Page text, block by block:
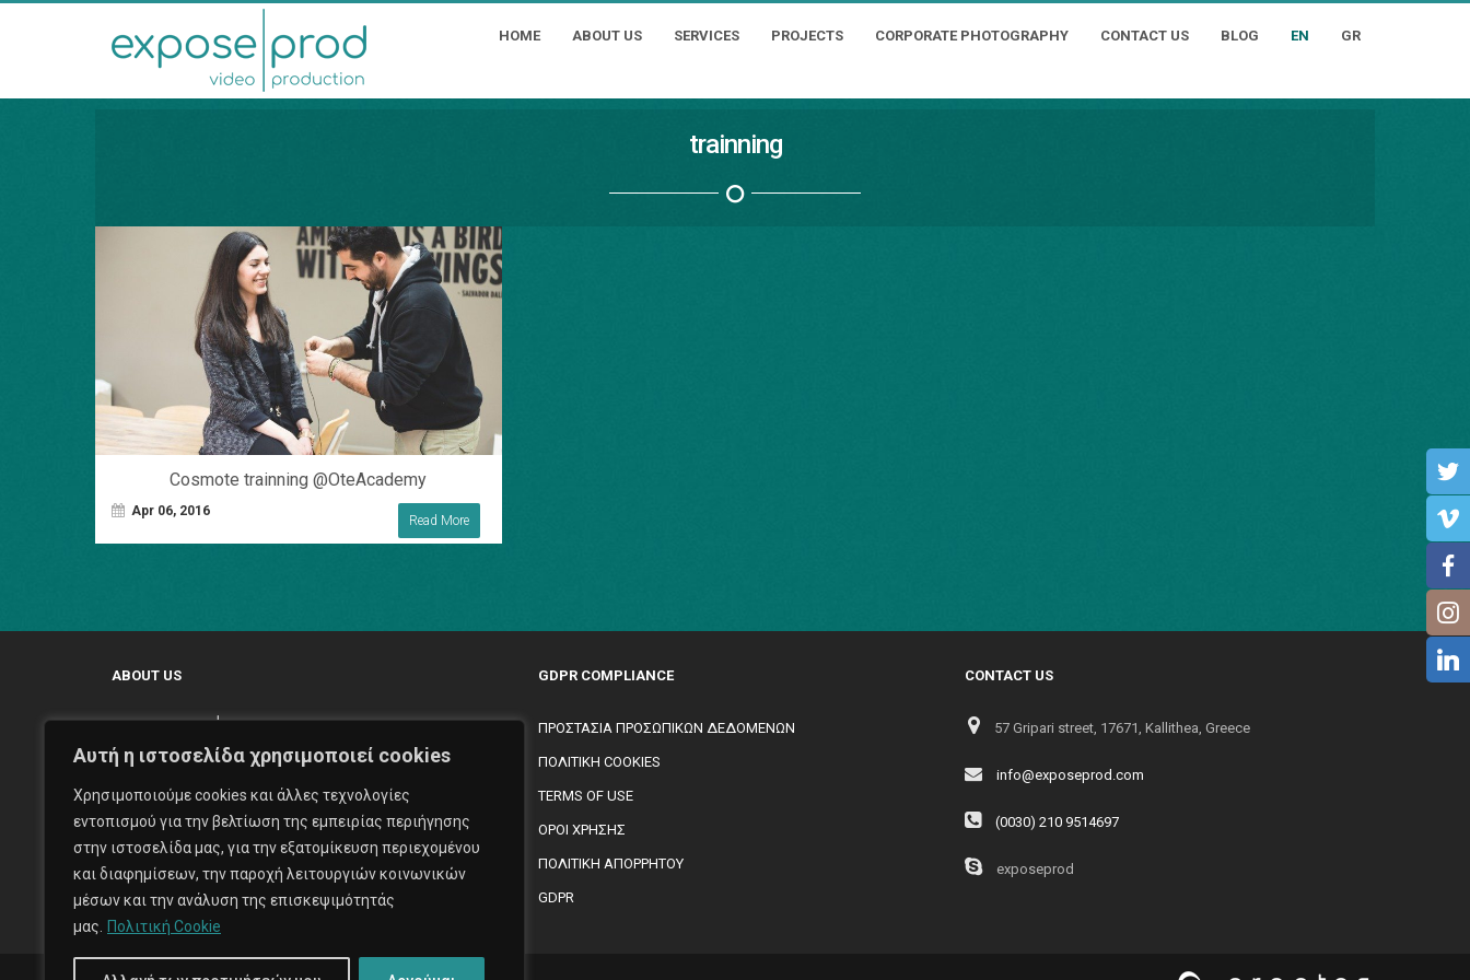
Αυτή η ιστοσελίδα χρησιμοποιεί cookies
Χρησιμοποιούμε cookies και άλλες τεχνολογίες
εντοπισμού για την βελτίωση της εμπειρίας περιήγησης
στην ιστοσελίδα μας, για την εξατομίκευση περιεχομένου
και διαφημίσεων, την παροχή λειτουργιών κοινωνικών
μέσων και την ανάλυση της επισκεψιμότητάς
μας.
Πολιτική Cookie
HOME ABOUT US SERVICES PROJECTS CORPORATE PHOTOGRAPHY CONTACT US BLOG EN GR
trainning
Cosmote trainning @OteAcademy
Apr 06, 2016
Read More
ABOUT US
With our aptitude to create and maintain the highest outputs,
Expose Prod feels that would be able to make a significant
contribution to a client's production.
GDPR COMPLIANCE
ΠΡΟΣΤΑΣΙΑ ΠΡΟΣΩΠΙΚΩΝ ΔΕΔΟΜΕΝΩΝ
ΠΟΛΙΤΙΚΗ COOKIES
TERMS OF USE
ΟΡΟΙ ΧΡΗΣΗΣ
ΠΟΛΙΤΙΚΗ ΑΠΟΡΡΗΤΟΥ
GDPR
CONTACT US
57 Gripari street, 17671, Kallithea, Greece
info@exposeprod.com
(0030) 210 9514697
exposeprod